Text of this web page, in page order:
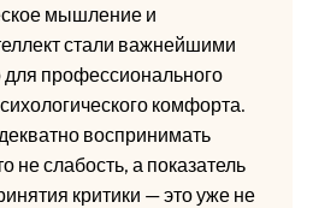
мышление и
стали важнейшими
профессионального
комфорта.
воспринимать
не слабость, а показатель
критики — это уже не